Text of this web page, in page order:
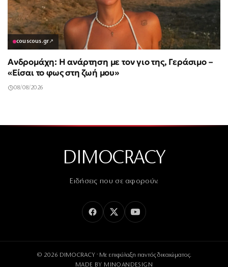
couscous.gr↗
Ανδρομάχη: Η ανάρτηση με τον γιο της, Γεράσιμο –
«Είσαι το φως στη ζωή μου»
08/08/2026
DIMOCRACY
Ειδήσεις που σε αφορούν.
© 2026 DIMOCRACY · Με επιφύλαξη παντός δικαιώματος.
MADE BY MINOANDESIGN